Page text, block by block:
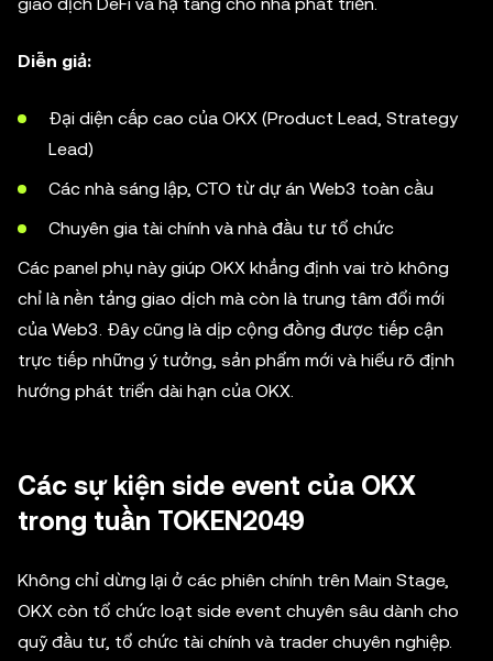
Diễn giả:
Đại diện cấp cao của OKX (Product Lead, Strategy
Lead)
Các nhà sáng lập, CTO từ dự án Web3 toàn cầu
Chuyên gia tài chính và nhà đầu tư tổ chức
Các panel phụ này giúp OKX khẳng định vai trò không
chỉ là nền tảng giao dịch mà còn là trung tâm đổi mới
của Web3. Đây cũng là dịp cộng đồng được tiếp cận
trực tiếp những ý tưởng, sản phẩm mới và hiểu rõ định
hướng phát triển dài hạn của OKX.
Các sự kiện side event của OKX
trong tuần TOKEN2049
Không chỉ dừng lại ở các phiên chính trên Main Stage,
OKX còn tổ chức loạt side event chuyên sâu dành cho
quỹ đầu tư, tổ chức tài chính và trader chuyên nghiệp.